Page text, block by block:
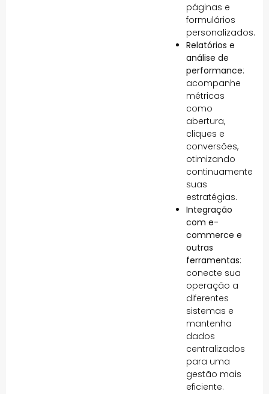
páginas e
formulários
personalizados.
Relatórios e
análise de
performance:
acompanhe
métricas
como
abertura,
cliques e
conversões,
otimizando
continuamente
suas
estratégias.
Integração
com e-
commerce e
outras
ferramentas:
conecte sua
operação a
diferentes
sistemas e
mantenha
dados
centralizados
para uma
gestão mais
eficiente.